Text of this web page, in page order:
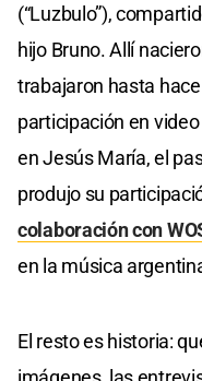
(“Luzbulo”),
hijo Bruno. Allí
trabajaron hasta
participación en
en Jesús María, el
produjo su
colaboración con
en la música
El resto es historia: